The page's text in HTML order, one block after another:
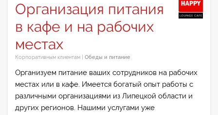
Организация питания
в кафе и на рабочих
местах
Корпоративным клиентам Обеды и питание
Организуем питание ваших сотрудников на рабочих
местах или в кафе. Имеется богатый опыт работы с
различными организациями из Липецкой области и
других регионов. Нашими услугами уже